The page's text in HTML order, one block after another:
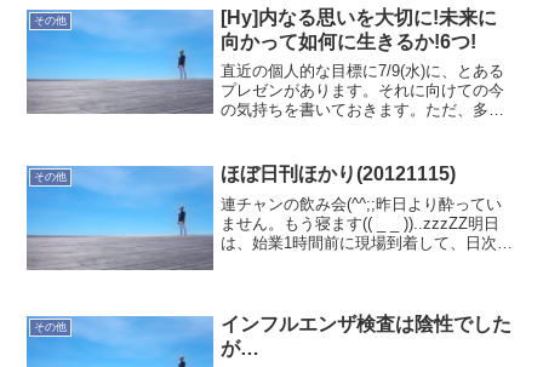
その他
[Hy]内なる思いを大切に!未来に
向かって如何に生きるか!6つ!
直近の個人的な目標に7/9(水)に、とある
プレゼンがあります。それに向けての今
の気持ちを書いておきます。ただ、多く
ら良い方向に行った気がします。という
より、もしかしてだ...
その他 ほぼ日刊ほかり(20121115)
連チャンの飲み会(^^;;昨日より酔ってい
ません。もう寝ます(( _ _ ))..zzzZZ明日
は、始業1時間前に現場到着して、日次レ
その他
インフルエンザ検査は陰性でした
が…